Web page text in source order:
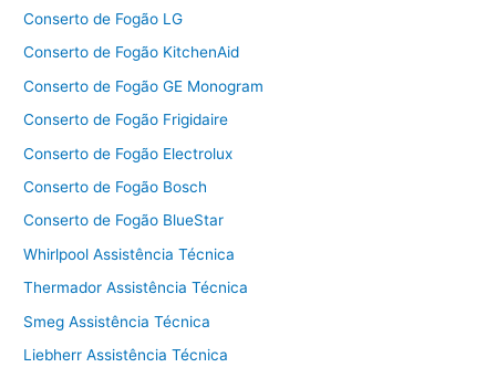
Conserto de Fogão LG
Conserto de Fogão KitchenAid
Conserto de Fogão GE Monogram
Conserto de Fogão Frigidaire
Conserto de Fogão Electrolux
Conserto de Fogão Bosch
Conserto de Fogão BlueStar
Whirlpool Assistência Técnica
Thermador Assistência Técnica
Smeg Assistência Técnica
Liebherr Assistência Técnica